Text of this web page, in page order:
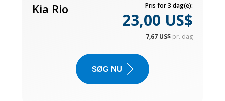
Kia Rio Pris for 3 dag(e):
23,00 US$
7,67 US$ pr. dag
SØG NU